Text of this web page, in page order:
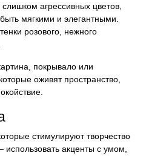
агрессивных цветов,
мягкими и элегантными.
розового, нежного
покрывало или
оживят пространство,
стимулируют творчество
использовать акценты с умом,